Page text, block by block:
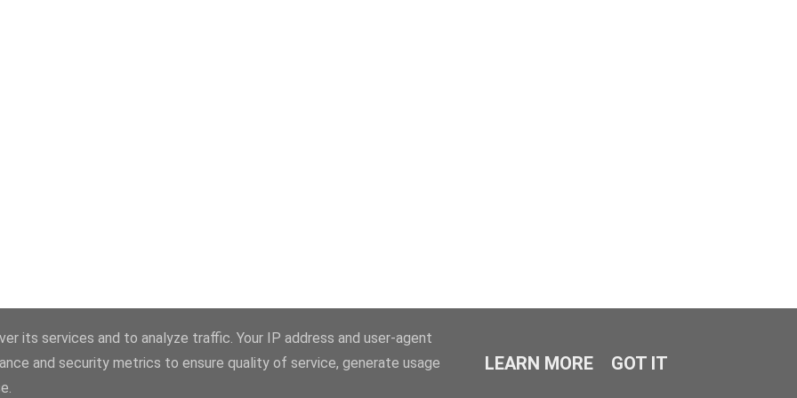
Con la tecnología de Blogger
its services and to analyze traffic. Your IP address and user-agent
and security metrics to ensure quality of service, generate usage
LEARN MORE GOT IT